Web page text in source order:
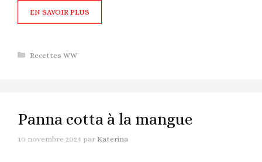
EN SAVOIR PLUS
Catégories
Recettes WW
Panna cotta à la mangue
10 novembre 2024 par Katerina